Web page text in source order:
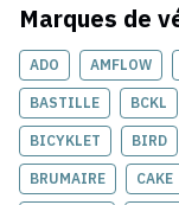
Marques de
ADO AMFLOW
BASTILLE BCKL
BICYKLET BIRD
BRUMAIRE CAKE